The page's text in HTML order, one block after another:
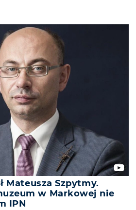
Mateusza Szpytmy.
w Markowej nie
IPN